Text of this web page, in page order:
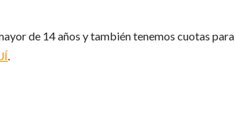
de 14 años y también tenemos cuotas para